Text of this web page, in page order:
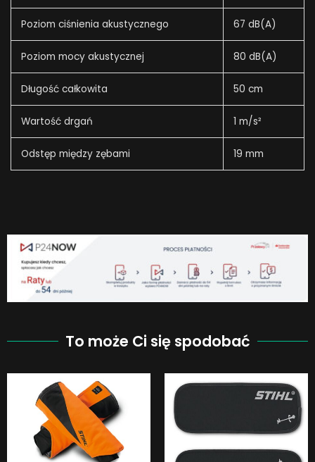
Poziom ciśnienia akustycznego 67 dB(A)
Poziom mocy akustycznej 80 dB(A)
Długość całkowita 50 cm
Wartość drgań 1 m/s²
Odstęp między zębami 19 mm
To może Ci się spodobać